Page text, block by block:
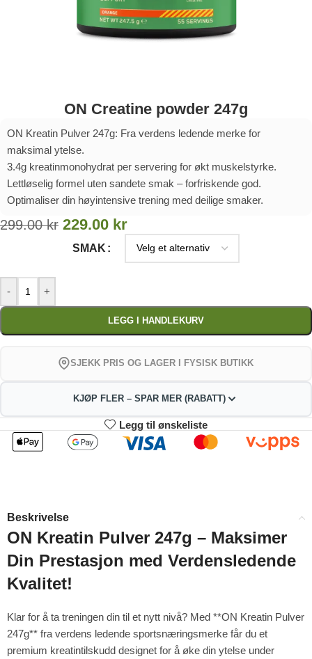
ON Creatine powder 247g
ON Kreatin Pulver 247g: Fra verdens ledende merke for
maksimal ytelse.
3.4g kreatinmonohydrat per servering for økt muskelstyrke.
Lettløselig formel uten sandete smak – forfriskende god.
Optimaliser din høyintensive trening med deilige smaker.
299.00kr 229.00 kr
SMAK
- +
LEGG I HANDLEKURV
SJEKK PRIS OG LAGER I FYSISK BUTIKK
KJØP FLER – SPAR MER (RABATT)
2
226.71
kr
3-4
224.42
4%
Legg til ønskeliste
Beskrivelse
ON Kreatin Pulver 247g – Maksimer
Din Prestasjon med Verdensledende
Kvalitet!
Klar for å ta treningen din til et nytt nivå? Med **ON Kreatin Pulver
247g** fra verdens ledende sportsnæringsmerke får du et
premium kreatintilskudd designet for å øke din ytelse under